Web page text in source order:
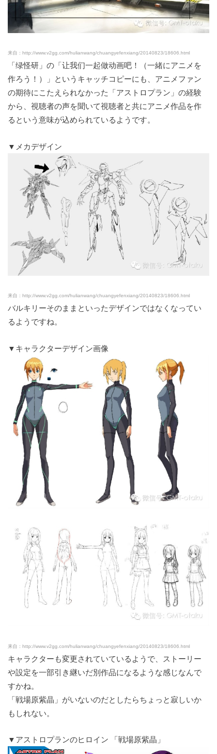
来自：http://www.v2gg.com/hulianwang/chuangyefenxiang/20140823/18606.html
「绿怪研」の「让我们一起做动画吧！（一緒にアニメを
作ろう！）」というキャッチコピーにも、アニメファン
の期待にこたえられなかった「アストロプラン」の経験
から、視聴者の声を聞いて視聴者と共にアニメ作品を作
るという意味が込められているようです。
▼メカデザイン
来自：http://www.v2gg.com/hulianwang/chuangyefenxiang/20140823/18606.html
バルキリーそのままといったデザインではなくなってい
るようですね。
▼キャラクターデザイン画像
来自：http://www.v2gg.com/hulianwang/chuangyefenxiang/20140823/18606.html
キャラクターも変更されていているようで、ストーリー
や設定を一部引き継いだ別作品になるような感じなんで
すかね。
「戦場原紫晶」がいないのだとしたらちょっと寂しいか
もしれない。
▼アストロプランのヒロイン 「戦場原紫晶」